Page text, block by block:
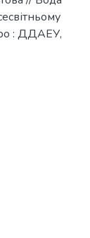
: ДДАЕУ,